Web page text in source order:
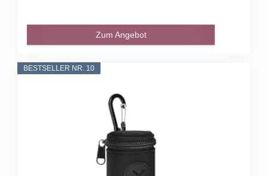
Zum Angebot
BESTSELLER NR. 10